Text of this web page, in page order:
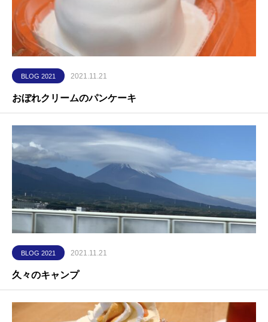
BLOG 2021 2021.11.21
おぼれクリームのパンケーキ
BLOG 2021 2021.11.21
久々のキャンプ